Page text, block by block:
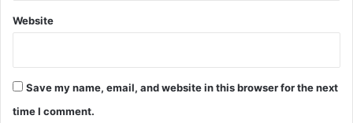
Website
Save my name, email, and website in this browser for the next
time I comment.